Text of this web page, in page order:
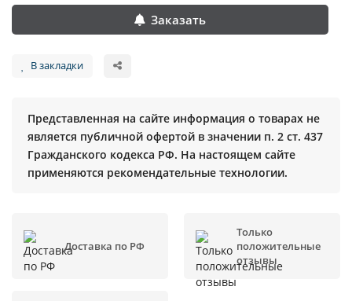
Заказать
В закладки
Представленная на сайте информация о товарах не
является публичной офертой в значении п. 2 ст. 437
Гражданского кодекса РФ. На настоящем сайте
применяются рекомендательные технологии.
Доставка по РФ
Только
положительные
отзывы